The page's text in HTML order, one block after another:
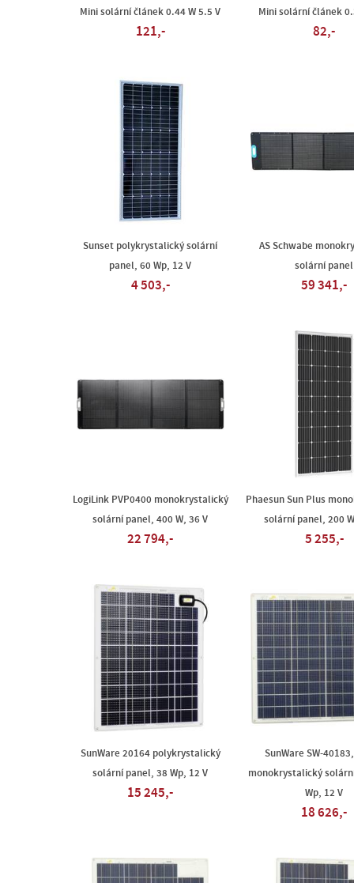
Mini solární článek 0.44 W 5.5 V
121,-
Mini solární článek
82,-
Sunset polykrystalický solární
panel, 60 Wp, 12 V
4 503,-
AS Schwabe
solární panel
59 341,-
LogiLink PVP0400 monokrystalický
solární panel, 400 W, 36 V
22 794,-
Phaesun Sun Plus
solární panel, 200
5 255,-
SunWare 20164 polykrystalický
solární panel, 38 Wp, 12 V
15 245,-
SunWare SW-
monokrystalický
Wp, 12 V
18 626,-